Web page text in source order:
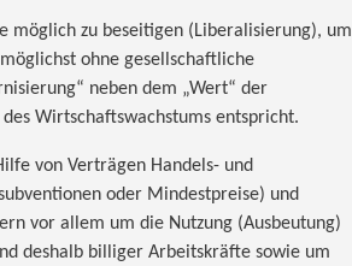
möglich zu beseitigen (Liberalisierung), um
ohne gesellschaftliche
neben dem „Wert“ der
Wirtschaftswachstums entspricht.
von Verträgen Handels- und
oder Mindestpreise) und
vor allem um die Nutzung (Ausbeutung)
deshalb billiger Arbeitskräfte sowie um